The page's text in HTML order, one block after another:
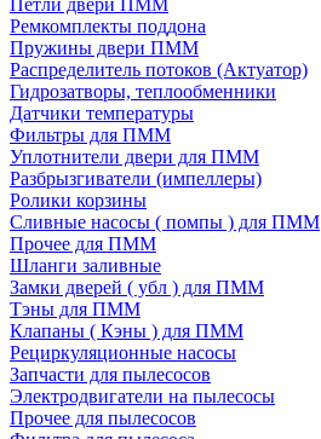
Петли двери ПММ
Ремкомплекты поддона
Пружины двери ПММ
Распределитель потоков (Актуатор)
Гидрозатворы, теплообменники
Датчики температуры
Фильтры для ПММ
Уплотнители двери для ПММ
Разбрызгиватели (импеллеры)
Ролики корзины
Сливные насосы ( помпы ) для ПММ
Прочее для ПММ
Шланги заливные
Замки дверей ( убл ) для ПММ
Тэны для ПММ
Клапаны ( Кэны ) для ПММ
Рециркуляционные насосы
Запчасти для пылесосов
Электродвигатели на пылесосы
Прочее для пылесосов